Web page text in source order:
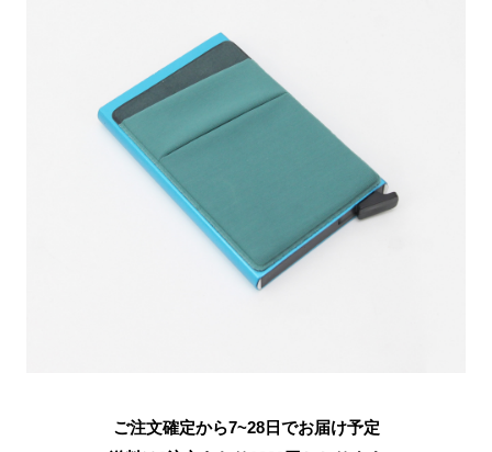
ご注文確定から7~28日でお届け予定